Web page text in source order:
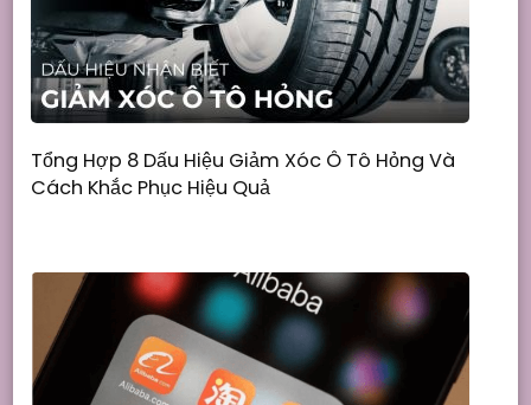
Tổng Hợp 8 Dấu Hiệu Giảm Xóc Ô Tô Hỏng Và
Cách Khắc Phục Hiệu Quả